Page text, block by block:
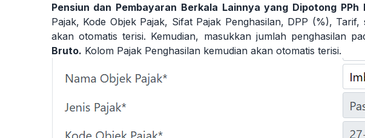
Pensiun dan Pembayaran Berkala Lainnya yang Dipotong PPh
Pajak, Kode Objek Pajak, Sifat Pajak Penghasilan, DPP (%),
akan otomatis terisi. Kemudian, masukkan jumlah penghasilan
Bruto. Kolom Pajak Penghasilan kemudian akan otomatis terisi.